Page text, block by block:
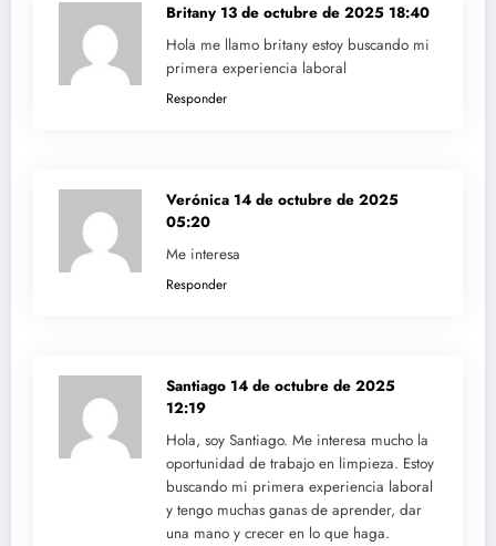
Britany 13 de octubre de 2025 18:40
Hola me llamo britany estoy buscando mi
primera experiencia laboral
Responder
Verónica 14 de octubre de 2025
05:20
Me interesa
Responder
Santiago 14 de octubre de 2025
12:19
Hola, soy Santiago. Me interesa mucho la
oportunidad de trabajo en limpieza. Estoy
buscando mi primera experiencia laboral
y tengo muchas ganas de aprender, dar
una mano y crecer en lo que haga.